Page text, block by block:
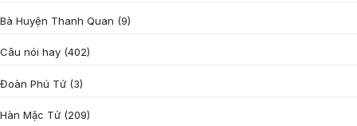
Bà Huyện Thanh Quan (9)
Câu nói hay (402)
Đoàn Phú Tứ (3)
Hàn Mặc Tử (209)